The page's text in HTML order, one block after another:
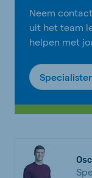
Neem
uit het team
helpen met